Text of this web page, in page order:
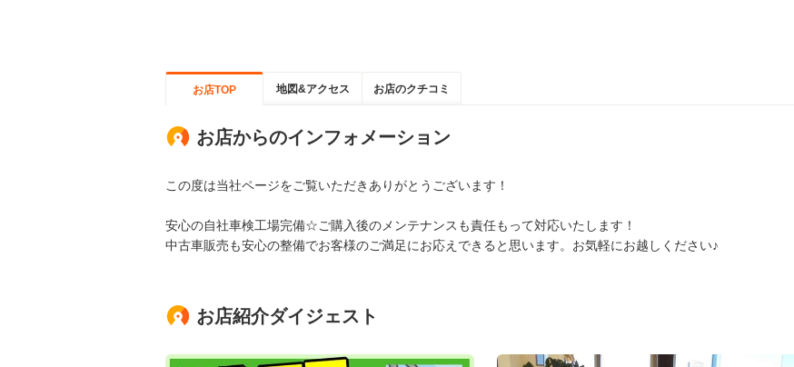
お店TOP 地図&アクセス お店のクチコミ
お店からのインフォメーション
この度は当社ページをご覧いただきありがとうございます！
安心の自社車検工場完備☆ご購入後のメンテナンスも責任もって対応いたします！
中古車販売も安心の整備でお客様のご満足にお応えできると思います。お気軽にお越しください♪
お店紹介ダイジェスト